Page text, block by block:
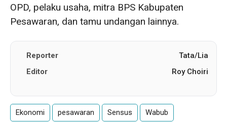
OPD, pelaku usaha, mitra BPS Kabupaten
Pesawaran, dan tamu undangan lainnya.
Reporter
Tata/Lia
Editor
Roy Choiri
Ekonomi pesawaran Sensus Wabub